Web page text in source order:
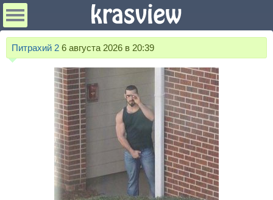
Питрахий 2 6 августа 2026 в 20:39